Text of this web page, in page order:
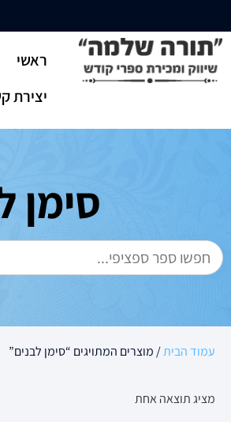
ראשי
יצירת
סימן
עמוד הבית/ מוצרים המתויגים “סימן לבנים”
מציג תוצאה אחת